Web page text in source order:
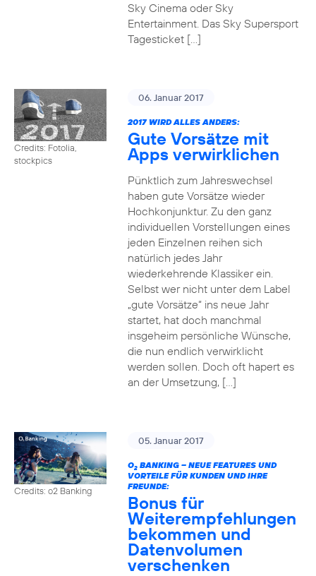
Sky Cinema oder Sky
Entertainment. Das Sky Supersport
Tagesticket […]
Credits: Fotolia,
stockpics
06. Januar 2017
2017 WIRD ALLES ANDERS:
Gute Vorsätze mit
Apps verwirklichen
Pünktlich zum Jahreswechsel
haben gute Vorsätze wieder
Hochkonjunktur. Zu den ganz
individuellen Vorstellungen eines
jeden Einzelnen reihen sich
natürlich jedes Jahr
wiederkehrende Klassiker ein.
Selbst wer nicht unter dem Label
„gute Vorsätze“ ins neue Jahr
startet, hat doch manchmal
insgeheim persönliche Wünsche,
die nun endlich verwirklicht
werden sollen. Doch oft hapert es
an der Umsetzung, […]
Credits: o2 Banking
05. Januar 2017
O2BANKING – NEUE FEATURES UND
VORTEILE FÜR KUNDEN UND IHRE
FREUNDE:
Bonus für
Weiterempfehlungen
bekommen und
Datenvolumen
verschenken